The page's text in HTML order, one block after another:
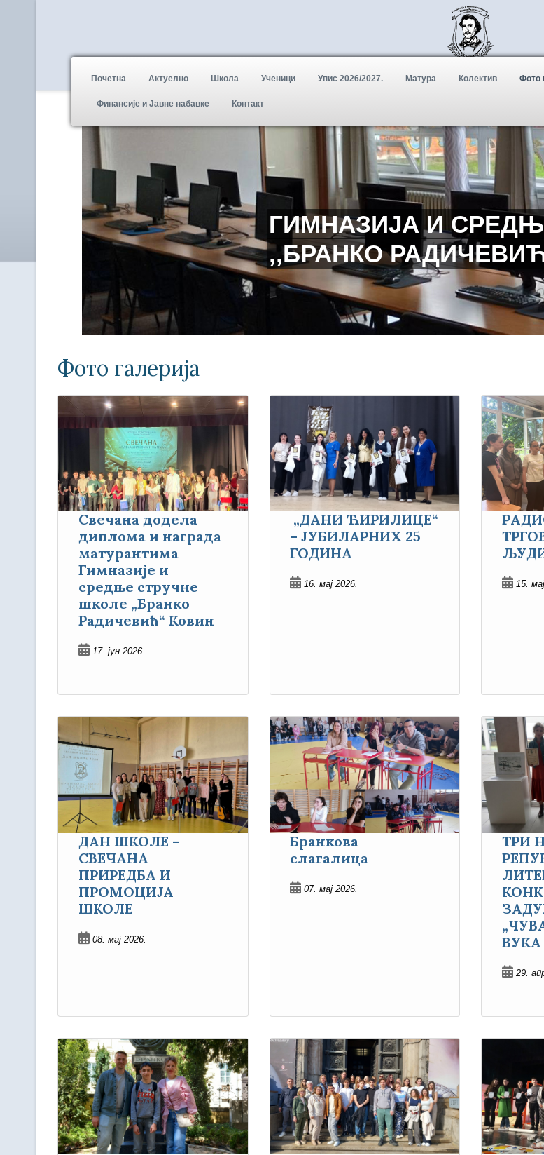
Почетна Актуелно Школа Ученици Упис 2026/2027. Матура Колектив Фото
Финансије и Јавне набавке Контакт
ГИМНАЗИЈА И
,,БРАНКО
Фото галерија
Свечана додела
диплома и награда
матурантима
Гимназије и
средње стручне
школе „Бранко
Радичевић“ Ковин
17. јун 2026.
„ДАНИ ЋИРИЛИЦЕ“
– ЈУБИЛАРНИХ 25
ГОДИНА
16. мај 2026. 15.
ДАН ШКОЛЕ –
СВЕЧАНА
ПРИРЕДБА И
ПРОМОЦИЈА
ШКОЛЕ
08. мај 2026.
Бранкова
слагалица
07. мај 2026.
ТРИ
29.